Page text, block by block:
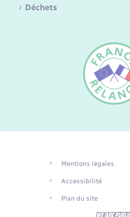
Traduction du
Déchets
Mentions légales
Accessibilité
Plan du site